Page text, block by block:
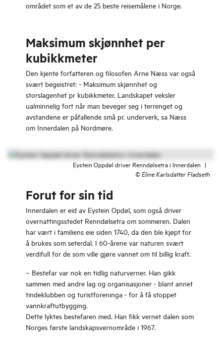
området som et av de 25 beste reisemålene i Norge.
Maksimum skjønnhet per
kubikkmeter
Den kjente forfatteren og filosofen Arne Næss var også
svært begeistret: - Maksimum skjønnhet og
storslagenhet pr kubikkmeter. Landskapet veksler
ualminnelig fort når man beveger seg i terrenget og
avstandene er påfallende små pr. underverk, sa Næss
om Innerdalen på Nordmøre.
Eystein Oppdøl driver Renndølsetra i Innerdalen |
©Eline Karlsdatter Fladseth
Forut for sin tid
Innerdalen er eid av Eystein Opdøl, som også driver
overnattingsstedet Renndølsetra om sommeren. Dalen
har vært i familiens eie siden 1740, da den ble kjøpt for
å brukes som seterdal. I 60-årene var naturen svært
verdifull for de som ville gjøre vannet om til billig kraft.
– Bestefar var nok en tidlig naturverner. Han gikk
sammen med andre lag og organisasjoner - blant annet
tindeklubben og turistforeninga - for å få stoppet
vannkraftutbygging.
Dette lyktes bestefaren med. Han fikk vernet dalen som
Norges første landskapsvernområde i 1967.